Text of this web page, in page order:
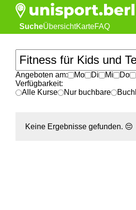
SucheÜbersichtKarteFAQ
Angeboten am: Mo Di Mi Do
Verfügbarkeit:
Alle Kurse
Nur buchbare
Keine Ergebnisse gefunden. 😔